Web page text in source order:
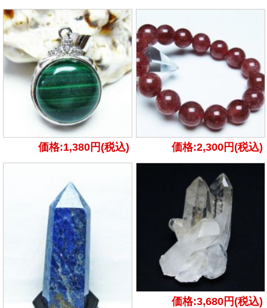
価格:1,380円(税込) 価格:2,300円(税込)
価格:3,680円(税込)